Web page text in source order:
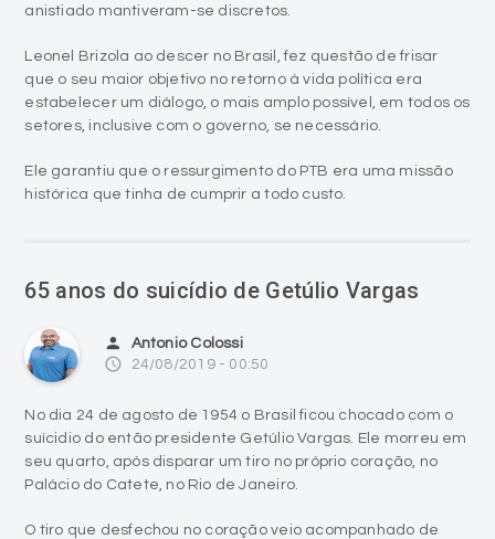
anistiado mantiveram-se discretos.
Leonel Brizola ao descer no Brasil, fez questão de frisar
que o seu maior objetivo no retorno à vida política era
estabelecer um diálogo, o mais amplo possível, em todos os
setores, inclusive com o governo, se necessário.
Ele garantiu que o ressurgimento do PTB era uma missão
histórica que tinha de cumprir a todo custo.
65 anos do suicídio de Getúlio Vargas
person Antonio Colossi
access_time 24/08/2019 - 00:50
No dia 24 de agosto de 1954 o Brasil ficou chocado com o
suícidio do então presidente Getúlio Vargas. Ele morreu em
seu quarto, após disparar um tiro no próprio coração, no
Palácio do Catete, no Rio de Janeiro.
O tiro que desfechou no coração veio acompanhado de